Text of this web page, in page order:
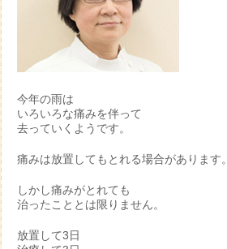
今年の雨は
いろいろな痛みを伴って
去っていくようです。
痛みは放置してもとれる場合があります。
しかし痛みがとれても
治ったこととは限りません。
放置して3日